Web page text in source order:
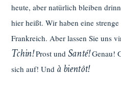
heute, aber natürlich bleiben
hier heißt. Wir haben eine
Frankreich. Aber lassen Sie uns
Tchin!Prost und Santé!Genau!
sich auf! Und à bientôt!